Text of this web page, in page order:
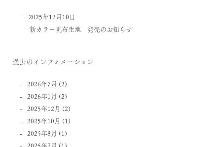
2025年12月10日
新カラー帆布生地 発売のお知らせ
過去のインフォメーション
2026年7月 (2)
2026年1月 (2)
2025年12月 (2)
2025年10月 (1)
2025年8月 (1)